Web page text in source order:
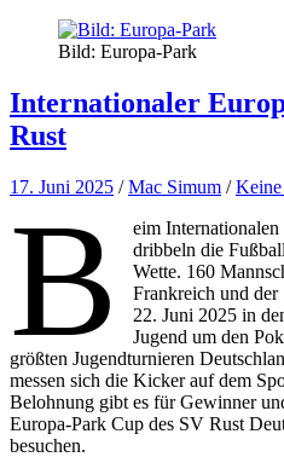
Bild: Europa-Park
Internationaler
Rust
17. Juni 2025 /Mac Simum /
B
eim
dribbeln die
Wette. 160
Frankreich und
22. Juni 2025 in
Jugend um den
größten Jugendturnieren
messen sich die Kicker auf dem
Belohnung gibt es für Gewinner
Europa-Park Cup des SV Rust
besuchen.